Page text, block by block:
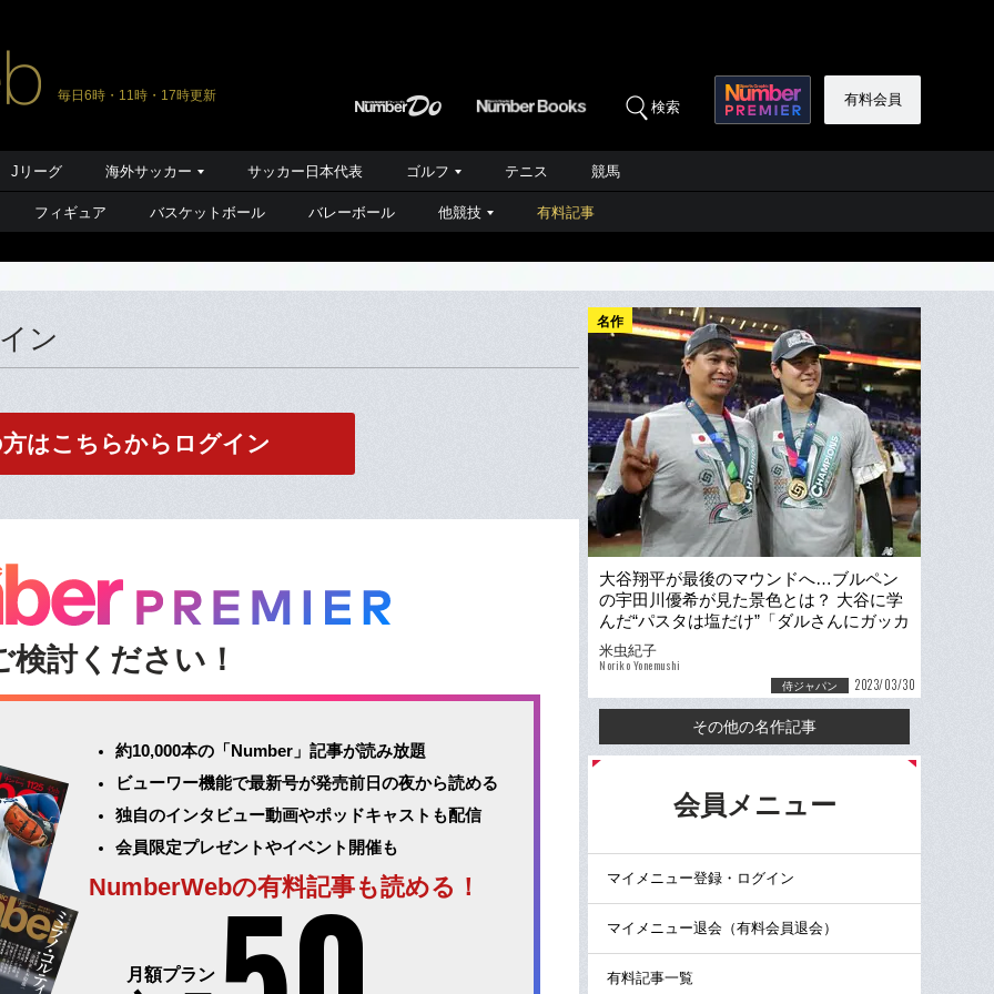
毎日6時・11時・17時更新
検索 有料会員
Jリーグ 海外サッカー サッカー日本代表 ゴルフ テニス 競馬
フィギュア バスケットボール バレーボール 他競技 有料記事
ン
はこちらからログイン
検討ください！
約10,000本の「Number」記事が読み放題
ビューワー機能で最新号が発売前日の夜から読める
独自のインタビュー動画やポッドキャストも配信
会員限定プレゼントやイベント開催も
NumberWebの有料記事も読める！
月額プラン
名作
大谷翔平が最後のマウンドへ…ブルペン
の宇田川優希が見た景色とは？ 大谷に学
んだ“パスタは塩だけ”「ダルさんにガッカ
リされないように」
米虫紀子
Noriko Yonemushi
侍ジャパン 2023/03/30
その他の名作記事
会員メニュー
マイメニュー登録・ログイン
マイメニュー退会（有料会員退会）
有料記事一覧